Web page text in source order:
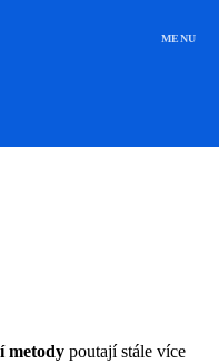
MENU
metody poutají stále více